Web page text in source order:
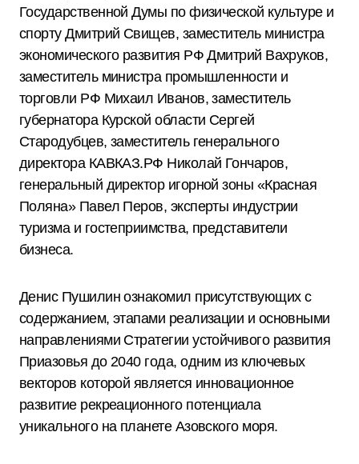
Государственной Думы по физической культуре и
спорту Дмитрий Свищев, заместитель министра
экономического развития РФ Дмитрий Вахруков,
заместитель министра промышленности и
торговли РФ Михаил Иванов, заместитель
губернатора Курской области Сергей
Стародубцев, заместитель генерального
директора КАВКАЗ.РФ Николай Гончаров,
генеральный директор игорной зоны «Красная
Поляна» Павел Перов, эксперты индустрии
туризма и гостеприимства, представители
бизнеса.
Денис Пушилин ознакомил присутствующих с
содержанием, этапами реализации и основными
направлениями Стратегии устойчивого развития
Приазовья до 2040 года, одним из ключевых
векторов которой является инновационное
развитие рекреационного потенциала
уникального на планете Азовского моря.